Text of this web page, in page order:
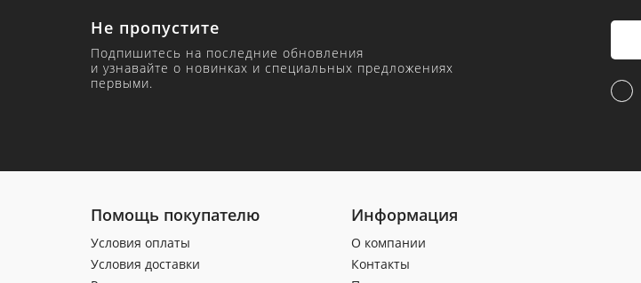
Не пропустите
Подпишитесь на последние обновления
и узнавайте о новинках и специальных предложениях
первыми.
Помощь покупателю
Условия оплаты
Условия доставки
Информация
О компании
Контакты